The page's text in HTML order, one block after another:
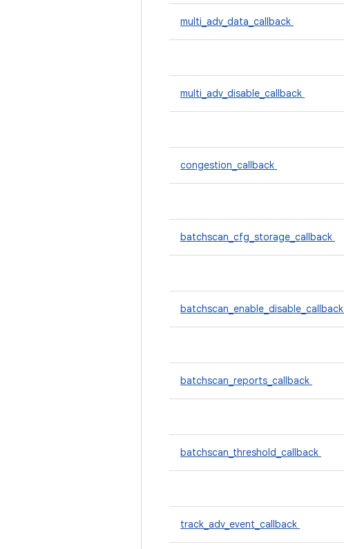
multi_adv_data_callback
multi_adv_disable_callback
congestion_callback
batchscan_cfg_storage_callback
batchscan_enable_disable_callback
batchscan_reports_callback
batchscan_threshold_callback
track_adv_event_callback